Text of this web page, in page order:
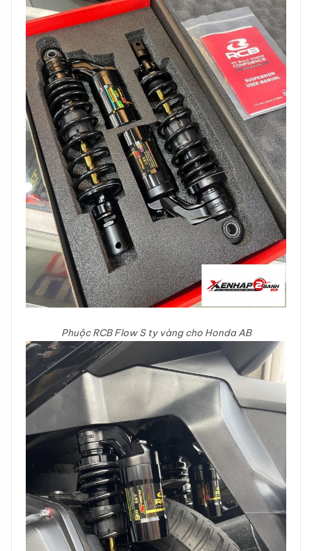
Phuộc RCB Flow S ty vàng cho Honda AB